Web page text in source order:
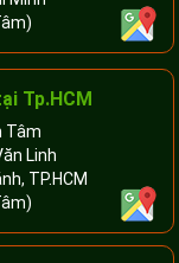
Tp.HCM
Tâm
Linh
TP.HCM